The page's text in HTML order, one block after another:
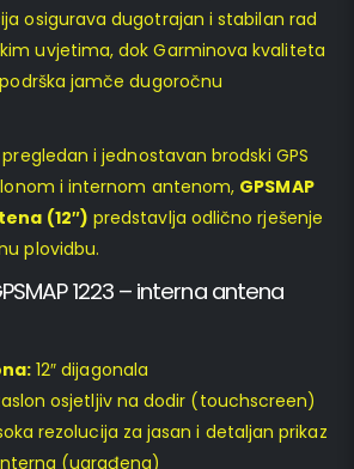
osigurava dugotrajan i stabilan rad
uvjetima, dok Garminova kvaliteta
jamče dugoročnu
i jednostavan brodski GPS
i internom antenom, GPSMAP
(12″) predstavlja odlično rješenje
plovidbu.
1223 – interna antena
12″ dijagonala
osjetljiv na dodir (touchscreen)
rezolucija za jasan i detaljan prikaz
(ugrađena)